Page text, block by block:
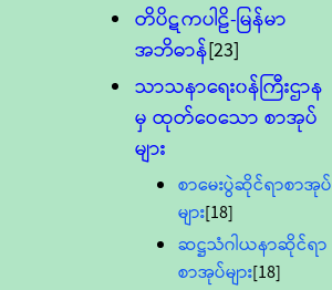
တိပိဋကပါဠိ-မြန်မာ
အဘိဓာန်[23]
သာသနာရေး၀န်ကြီးဌာန
မှ ထုတ်ဝေသော စာအုပ်
များ
စာမေးပွဲဆိုင်ရာစာအုပ်
များ[18]
ဆဋ္ဌသံဂါယနာဆိုင်ရာ
စာအုပ်များ[18]